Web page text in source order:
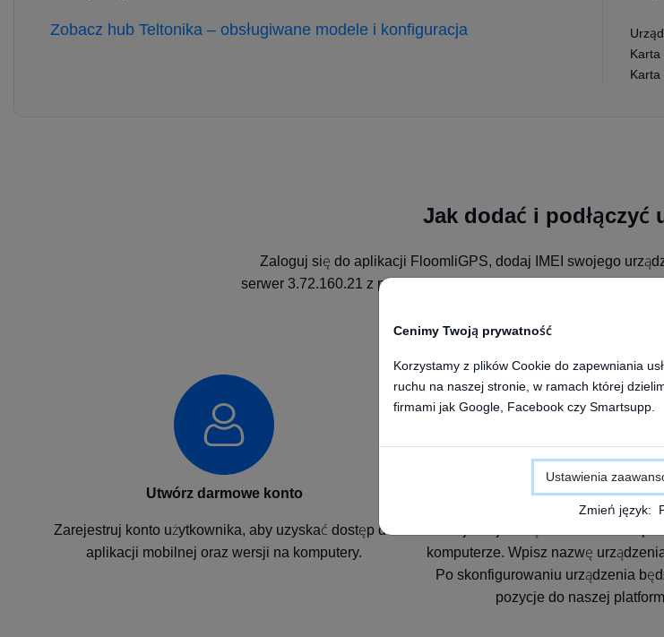
Zobacz hub Teltonika – obsługiwane modele i konfiguracja
Karta
Karta
Jak dodać i podłączyć
Zaloguj się do aplikacji FloomliGPS, dodaj IMEI swojego
serwer 3.72.160.21 z portem 10000 (komenda setparam). Po
Utwórz darmowe konto
Zarejestruj konto użytkownika, aby uzyskać dostęp do
aplikacji mobilnej oraz wersji na komputery.
Dodaj pojazd w
komputerze. Wpisz nazwę
Po skonfigurowaniu urządzenia
pozycje do naszej
Cenimy Twoją prywatność
Korzystamy z plików Cookie do zapewniania
ruchu na naszej stronie, w ramach której
firmami jak Google, Facebook czy Smartsupp.
Ustawienia
Zmień język: